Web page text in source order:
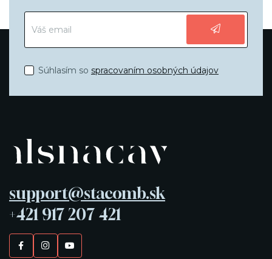
Súhlasím so spracovaním osobných údajov
support@stacomb.sk
+421 917 207 421